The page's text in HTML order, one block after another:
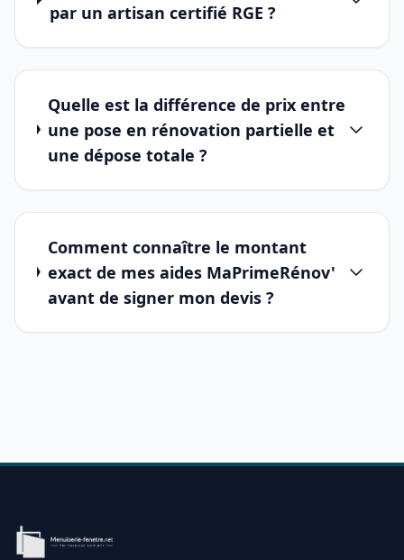
par un artisan certifié RGE ?
Quelle est la différence de prix entre
une pose en rénovation partielle et
une dépose totale ?
Comment connaître le montant
exact de mes aides MaPrimeRénov'
avant de signer mon devis ?